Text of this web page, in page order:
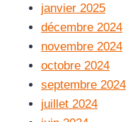
janvier 2025
décembre 2024
novembre 2024
octobre 2024
septembre 2024
juillet 2024